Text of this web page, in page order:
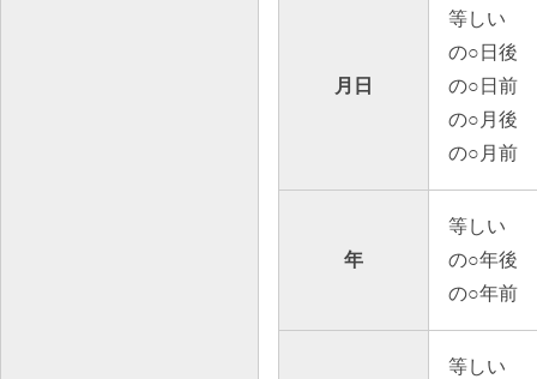
月日
等しい
の○日後
の○日前
の○月後
の○月前
年
等しい
の○年後
の○年前
等しい